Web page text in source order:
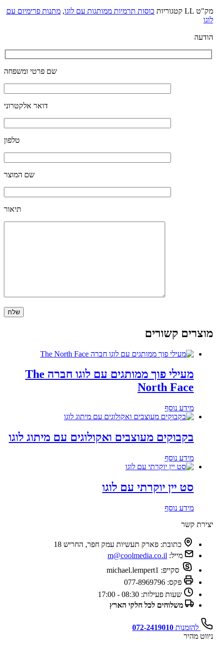
מק"ט LL קטגוריות כוסות תרמיות ממותגות עם לוגו, מתנות פרימיום עם
לוגו
הודעה
שם פרטי ומשפחה
דואר אלקטרוני
טלפון
שם המוצר
תיאור
מוצרים קשורים
מעילי פוך ממותגים עם לוגו חברה The
North Face
מידע נוסף
בקבוקים מעוצבים ואקולוגים עם מיתוג לוגו
מידע נוסף
סט יין יוקרתי עם לוגו
מידע נוסף
יצירת קשר
כתובת: פארק תעשיות עמק חפר, החריש 18
מייל: m@coolmedia.co.il
סקייפ: michael.lempert1
פקס: 077-8969796
שעות פעילות: 08:30 - 17:00
משלוחים לכל חלקי הארץ
להזמנות 072-2419010
ניווט מהיר